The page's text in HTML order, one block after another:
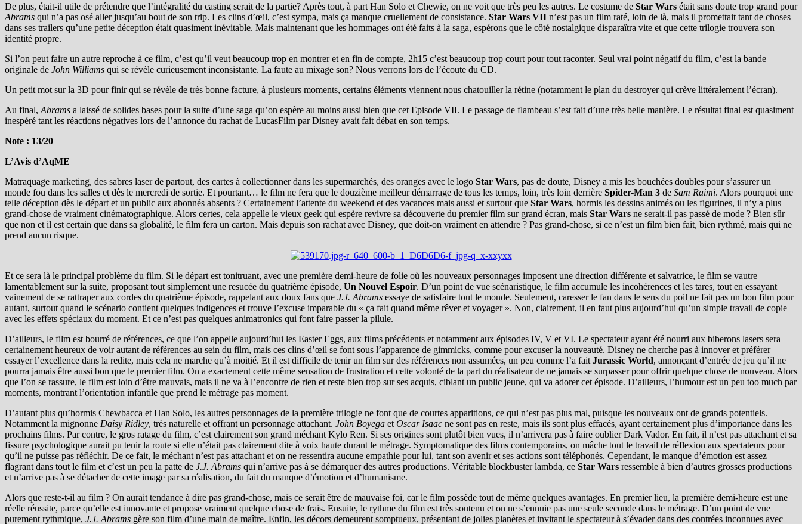
De plus, était-il utile de prétendre que l’intégralité du casting serait de la partie? Après tout, à part Han Solo et Chewie, on ne voit que très peu les autres. Le costume de Star Wars était sans doute trop grand pour
Abrams qui n’a pas osé aller jusqu’au bout de son trip. Les clins d’œil, c’est sympa, mais ça manque cruellement de consistance. Star Wars VII n’est pas un film raté, loin de là, mais il promettait tant de choses
dans ses trailers qu’une petite déception était quasiment inévitable. Mais maintenant que les hommages ont été faits à la saga, espérons que le côté nostalgique disparaîtra vite et que cette trilogie trouvera son
identité propre.
Si l’on peut faire un autre reproche à ce film, c’est qu’il veut beaucoup trop en montrer et en fin de compte, 2h15 c’est beaucoup trop court pour tout raconter. Seul vrai point négatif du film, c’est la bande
originale de John Williams qui se révèle curieusement inconsistante. La faute au mixage son? Nous verrons lors de l’écoute du CD.
Un petit mot sur la 3D pour finir qui se révèle de très bonne facture, à plusieurs moments, certains éléments viennent nous chatouiller la rétine (notamment le plan du destroyer qui crève littéralement l’écran).
Au final, Abrams a laissé de solides bases pour la suite d’une saga qu’on espère au moins aussi bien que cet Episode VII. Le passage de flambeau s’est fait d’une très belle manière. Le résultat final est quasiment
inespéré tant les réactions négatives lors de l’annonce du rachat de LucasFilm par Disney avait fait débat en son temps.
Note : 13/20
L’Avis d’AqME
Matraquage marketing, des sabres laser de partout, des cartes à collectionner dans les supermarchés, des oranges avec le logo Star Wars, pas de doute, Disney a mis les bouchées doubles pour s’assurer un
monde fou dans les salles et dès le mercredi de sortie. Et pourtant… le film ne fera que le douzième meilleur démarrage de tous les temps, loin, très loin derrière Spider-Man 3 de Sam Raimi. Alors pourquoi une
telle déception dès le départ et un public aux abonnés absents ? Certainement l’attente du weekend et des vacances mais aussi et surtout que Star Wars, hormis les dessins animés ou les figurines, il n’y a plus
grand-chose de vraiment cinématographique. Alors certes, cela appelle le vieux geek qui espère revivre sa découverte du premier film sur grand écran, mais Star Wars ne serait-il pas passé de mode ? Bien sûr
que non et il est certain que dans sa globalité, le film fera un carton. Mais depuis son rachat avec Disney, que doit-on vraiment en attendre ? Pas grand-chose, si ce n’est un film bien fait, bien rythmé, mais qui ne
prend aucun risque.
Et ce sera là le principal problème du film. Si le départ est tonitruant, avec une première demi-heure de folie où les nouveaux personnages imposent une direction différente et salvatrice, le film se vautre
lamentablement sur la suite, proposant tout simplement une resucée du quatrième épisode, Un Nouvel Espoir. D’un point de vue scénaristique, le film accumule les incohérences et les tares, tout en essayant
vainement de se rattraper aux cordes du quatrième épisode, rappelant aux doux fans que J.J. Abrams essaye de satisfaire tout le monde. Seulement, caresser le fan dans le sens du poil ne fait pas un bon film pour
autant, surtout quand le scénario contient quelques indigences et trouve l’excuse imparable du « ça fait quand même rêver et voyager ». Non, clairement, il en faut plus aujourd’hui qu’un simple travail de copie
avec les effets spéciaux du moment. Et ce n’est pas quelques animatronics qui font faire passer la pilule.
D’ailleurs, le film est bourré de références, ce que l’on appelle aujourd’hui les Easter Eggs, aux films précédents et notamment aux épisodes IV, V et VI. Le spectateur ayant été nourri aux biberons lasers sera
certainement heureux de voir autant de références au sein du film, mais ces clins d’œil se font sous l’apparence de gimmicks, comme pour excuser la nouveauté. Disney ne cherche pas à innover et préférer
essayer l’excellence dans la redite, mais cela ne marche qu’à moitié. Et il est difficile de tenir un film sur des références non assumées, un peu comme l’a fait Jurassic World, annonçant d’entrée de jeu qu’il ne
pourra jamais être aussi bon que le premier film. On a exactement cette même sensation de frustration et cette volonté de la part du réalisateur de ne jamais se surpasser pour offrir quelque chose de nouveau. Alors
que l’on se rassure, le film est loin d’être mauvais, mais il ne va à l’encontre de rien et reste bien trop sur ses acquis, ciblant un public jeune, qui va adorer cet épisode. D’ailleurs, l’humour est un peu too much par
moments, montrant l’orientation infantile que prend le métrage pas moment.
D’autant plus qu’hormis Chewbacca et Han Solo, les autres personnages de la première trilogie ne font que de courtes apparitions, ce qui n’est pas plus mal, puisque les nouveaux ont de grands potentiels.
Notamment la mignonne Daisy Ridley, très naturelle et offrant un personnage attachant. John Boyega et Oscar Isaac ne sont pas en reste, mais ils sont plus effacés, ayant certainement plus d’importance dans les
prochains films. Par contre, le gros ratage du film, c’est clairement son grand méchant Kylo Ren. Si ses origines sont plutôt bien vues, il n’arrivera pas à faire oublier Dark Vador. En fait, il n’est pas attachant et sa
fissure psychologique aurait pu tenir la route si elle n’était pas clairement dite à voix haute durant le métrage. Symptomatique des films contemporains, on mâche tout le travail de réflexion aux spectateurs pour
qu’il ne puisse pas réfléchir. De ce fait, le méchant n’est pas attachant et on ne ressentira aucune empathie pour lui, tant son avenir et ses actions sont téléphonés. Cependant, le manque d’émotion est assez
flagrant dans tout le film et c’est un peu la patte de J.J. Abrams qui n’arrive pas à se démarquer des autres productions. Véritable blockbuster lambda, ce Star Wars ressemble à bien d’autres grosses productions
et n’arrive pas à se détacher de cette image par sa réalisation, du fait du manque d’émotion et d’humanisme.
Alors que reste-t-il au film ? On aurait tendance à dire pas grand-chose, mais ce serait être de mauvaise foi, car le film possède tout de même quelques avantages. En premier lieu, la première demi-heure est une
réelle réussite, parce qu’elle est innovante et propose vraiment quelque chose de frais. Ensuite, le rythme du film est très soutenu et on ne s’ennuie pas une seule seconde dans le métrage. D’un point de vue
purement rythmique, J.J. Abrams gère son film d’une main de maître. Enfin, les décors demeurent somptueux, présentant de jolies planètes et invitant le spectateur à s’évader dans des contrées inconnues avec